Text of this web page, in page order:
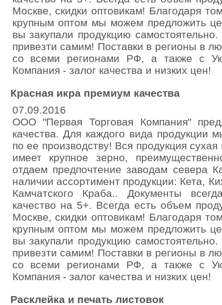
Москве, скидки оптовикам! Благодаря
крупным оптом мы можем предложить
вы закупали продукцию
привезти самим! Поставки в регионы в
со всеми регионами РФ, а также с
Компания - залог качества и низких цен!
Красная икра премиум качества
07.09.2016
ООО "Первая Торговая Компания"
качества. Для каждого вида продукции
по ее производству! Вся продукция
имеет крупное зерно,
отдаем предпочтение заводам севера
наличии ассортимент продукции: Кета,
Камчатского Краба.. Документы
качество на 5+. Всегда есть объем
Москве, скидки оптовикам! Благодаря
крупным оптом мы можем предложить
вы закупали продукцию
привезти самим! Поставки в регионы в
со всеми регионами РФ, а также с
Компания - залог качества и низких цен!
Расклейка и печать листовок